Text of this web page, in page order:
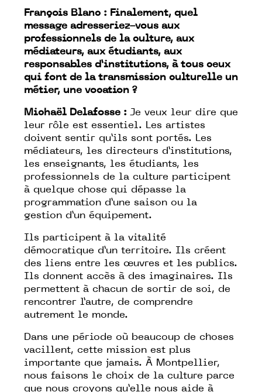
François Blanc : Finalement, quel
message adresseriez-vous aux
professionnels de la culture, aux
médiateurs, aux étudiants, aux
responsables d’institutions, à tous ceux
qui font de la transmission culturelle un
métier, une vocation ?
Michaël Delafosse : Je veux leur dire que
leur rôle est essentiel. Les artistes
doivent sentir qu’ils sont portés. Les
médiateurs, les directeurs d’institutions,
les enseignants, les étudiants, les
professionnels de la culture participent
à quelque chose qui dépasse la
programmation d’une saison ou la
gestion d’un équipement.
Ils participent à la vitalité
démocratique d’un territoire. Ils créent
des liens entre les œuvres et les publics.
Ils donnent accès à des imaginaires. Ils
permettent à chacun de sortir de soi, de
rencontrer l’autre, de comprendre
autrement le monde.
Dans une période où beaucoup de choses
vacillent, cette mission est plus
importante que jamais. À Montpellier,
nous faisons le choix de la culture parce
que nous croyons qu’elle nous aide à